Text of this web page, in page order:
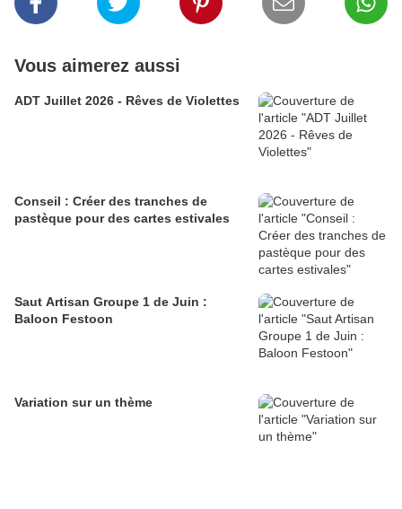
Vous aimerez aussi
ADT Juillet 2026 - Rêves de Violettes
Conseil : Créer des tranches de
pastèque pour des cartes estivales
Saut Artisan Groupe 1 de Juin :
Baloon Festoon
Variation sur un thème